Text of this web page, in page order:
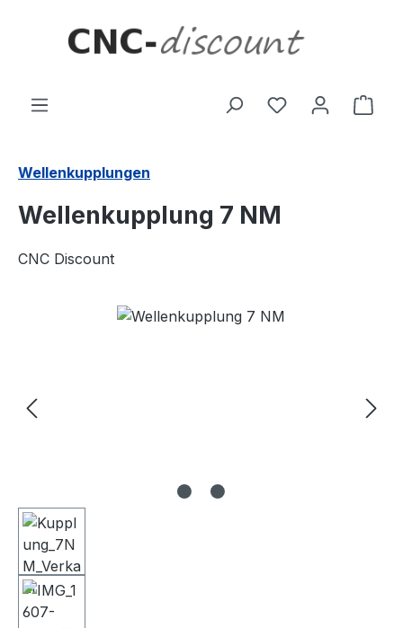
Wellenkupplungen
Wellenkupplung 7 NM
CNC Discount
Bildergalerie überspringen